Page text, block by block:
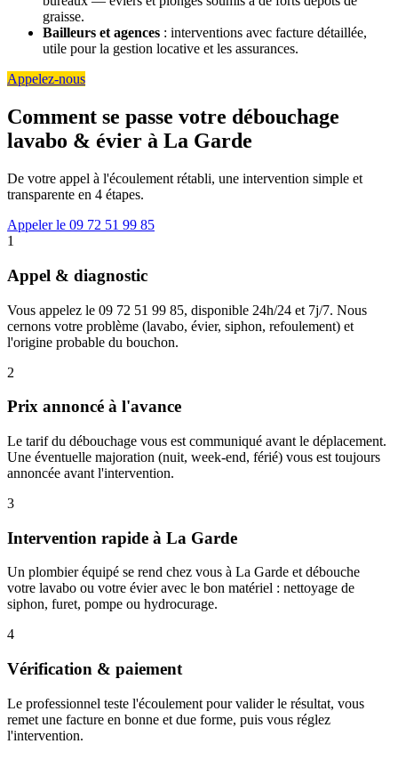
graisse.
Bailleurs et agences : interventions avec facture détaillée,
utile pour la gestion locative et les assurances.
Appelez-nous
Comment se passe votre débouchage
lavabo & évier à La Garde
De votre appel à l'écoulement rétabli, une intervention simple et
transparente en 4 étapes.
Appeler le 09 72 51 99 85
1
Appel & diagnostic
Vous appelez le 09 72 51 99 85, disponible 24h/24 et 7j/7. Nous
cernons votre problème (lavabo, évier, siphon, refoulement) et
l'origine probable du bouchon.
2
Prix annoncé à l'avance
Le tarif du débouchage vous est communiqué avant le déplacement.
Une éventuelle majoration (nuit, week-end, férié) vous est toujours
annoncée avant l'intervention.
3
Intervention rapide à La Garde
Un plombier équipé se rend chez vous à La Garde et débouche
votre lavabo ou votre évier avec le bon matériel : nettoyage de
siphon, furet, pompe ou hydrocurage.
4
Vérification & paiement
Le professionnel teste l'écoulement pour valider le résultat, vous
remet une facture en bonne et due forme, puis vous réglez
l'intervention.